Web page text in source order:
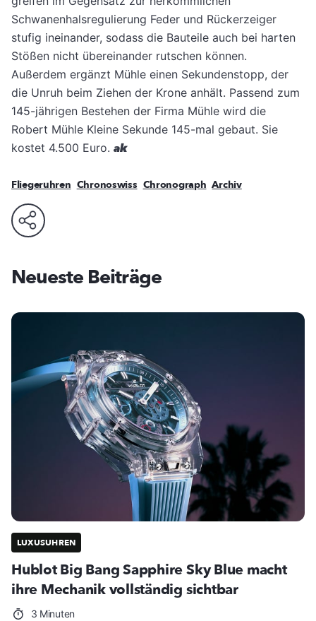
Schwanenhalsregulierung Feder und Rückerzeiger
stufig ineinander, sodass die Bauteile auch bei harten
Stößen nicht übereinander rutschen können.
Außerdem ergänzt Mühle einen Sekundenstopp, der
die Unruh beim Ziehen der Krone anhält. Passend zum
145-jährigen Bestehen der Firma Mühle wird die
Robert Mühle Kleine Sekunde 145-mal gebaut. Sie
kostet 4.500 Euro. ak
Fliegeruhren Chronoswiss Chronograph Archiv
Neueste Beiträge
LUXUSUHREN
Hublot Big Bang Sapphire Sky Blue macht
ihre Mechanik vollständig sichtbar
3 Minuten